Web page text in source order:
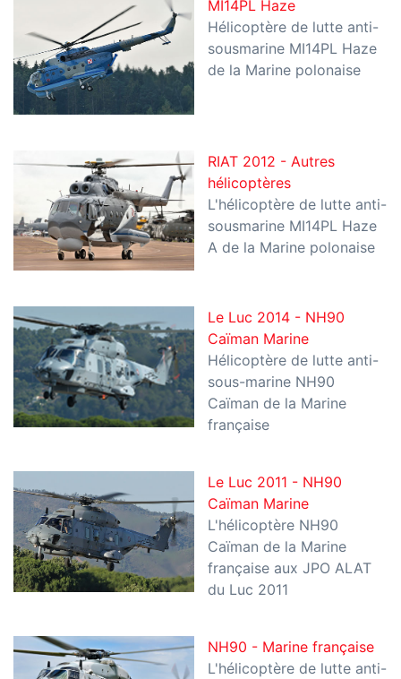
MI14PL Haze
Hélicoptère de lutte anti-
sousmarine MI14PL Haze
de la Marine polonaise
RIAT 2012 - Autres
hélicoptères
L'hélicoptère de lutte anti-
sousmarine MI14PL Haze
A de la Marine polonaise
Le Luc 2014 - NH90
Caïman Marine
Hélicoptère de lutte anti-
sous-marine NH90
Caïman de la Marine
française
Le Luc 2011 - NH90
Caïman Marine
L'hélicoptère NH90
Caïman de la Marine
française aux JPO ALAT
du Luc 2011
NH90 - Marine française
L'hélicoptère de lutte anti-